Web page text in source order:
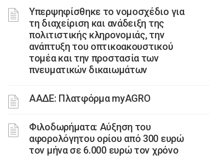
Υπερψηφίσθηκε το νομοσχέδιο για
τη διαχείριση και ανάδειξη της
πολιτιστικής κληρονομιάς, την
ανάπτυξη του οπτικοακουστικού
τομέα και την προστασία των
πνευματικών δικαιωμάτων
ΑΑΔΕ: Πλατφόρμα myAGRO
Φιλοδωρήματα: Αύξηση του
αφορολόγητου ορίου από 300 ευρώ
τον μήνα σε 6.000 ευρώ τον χρόνο